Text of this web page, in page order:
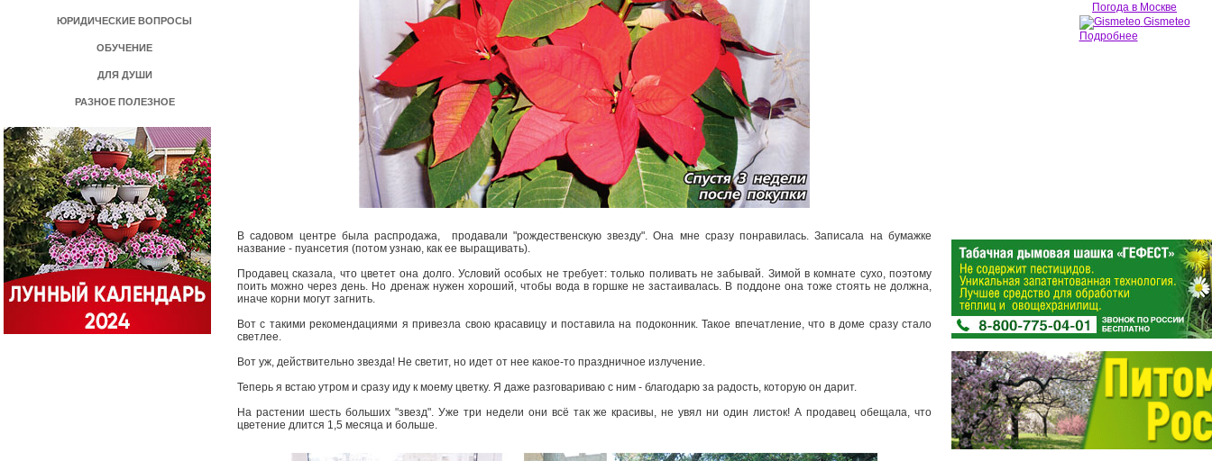
ЮРИДИЧЕСКИЕ ВОПРОСЫ
ОБУЧЕНИЕ
ДЛЯ ДУШИ
РАЗНОЕ ПОЛЕЗНОЕ
В садовом центре была распродажа, продавали "рождественскую звезду". Она мне сразу понравилась. Записала на бумажке
название - пуансетия (потом узнаю, как ее выращивать).
Продавец сказала, что цветет она долго. Условий особых не требует: только поливать не забывай. Зимой в комнате сухо, поэтому
поить можно через день. Но дренаж нужен хороший, чтобы вода в горшке не застаивалась. В поддоне она тоже стоять не должна,
иначе корни могут загнить.
Вот с такими рекомендациями я привезла свою красавицу и поставила на подоконник. Такое впечатление, что в доме сразу стало
светлее.
Вот уж, действительно звезда! Не светит, но идет от нее какое-то праздничное излучение.
Теперь я встаю утром и сразу иду к моему цветку. Я даже разговариваю с ним - благодарю за радость, которую он дарит.
На растении шесть больших "звезд". Уже три недели они всё так же красивы, не увял ни один листок! А продавец обещала, что
цветение длится 1,5 месяца и больше.
Погода в Москве
Gismeteo
Подробнее